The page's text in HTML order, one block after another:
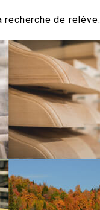
de relève.